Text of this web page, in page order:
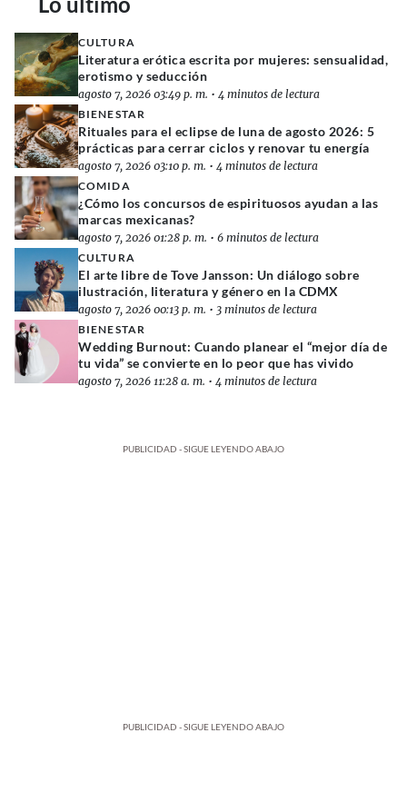
CULTURA
Literatura erótica escrita por mujeres: sensualidad,
erotismo y seducción
agosto 7, 2026 03:49 p. m. • 4 minutos de lectura
BIENESTAR
Rituales para el eclipse de luna de agosto 2026: 5
prácticas para cerrar ciclos y renovar tu energía
agosto 7, 2026 03:10 p. m. • 4 minutos de lectura
COMIDA
¿Cómo los concursos de espirituosos ayudan a las
marcas mexicanas?
agosto 7, 2026 01:28 p. m. • 6 minutos de lectura
CULTURA
El arte libre de Tove Jansson: Un diálogo sobre
ilustración, literatura y género en la CDMX
agosto 7, 2026 00:13 p. m. • 3 minutos de lectura
BIENESTAR
Wedding Burnout: Cuando planear el “mejor día de
tu vida” se convierte en lo peor que has vivido
agosto 7, 2026 11:28 a. m. • 4 minutos de lectura
PUBLICIDAD - SIGUE LEYENDO ABAJO
PUBLICIDAD - SIGUE LEYENDO ABAJO